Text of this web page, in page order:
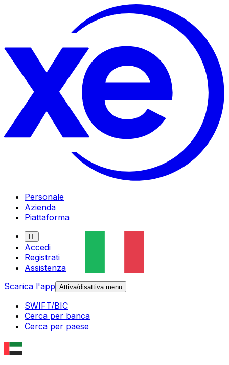
Personale
Azienda
Piattaforma
IT
Accedi
Registrati
Assistenza
Scarica l'app Attiva/disattiva menu
SWIFT/BIC
Cerca per banca
Cerca per paese